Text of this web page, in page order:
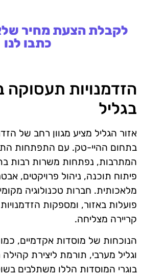
לקבלת הצעת מחיר
כתבו לנו
הזדמנויות תעסוקה
בגליל
אזור הגליל מציע מגוון רחב של
בתחום ההיי-טק. עם התפתחות
המתרבות, נפתחות משרות רבות
פיתוח תוכנה, ניהול פרויקטים,
מלאכותית. חברות טכנולוגיה
פועלות באזור, ומספקות הזדמנויות
קריירה מצליחה.
הנוכחות של מוסדות אקדמיים, כמו
וגליל מערבי, תורמת ליצירת
בוגרי המוסדות הללו משתלבים